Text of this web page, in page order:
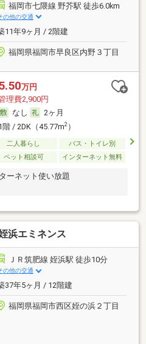
福岡市七隈線 野芥駅 徒歩6.0km
の他の交通
11年9ヶ月 / 2階建
福岡県福岡市早良区内野３丁目
万円
理費2,900円
なし
2ヶ月
階 / 2DK（45.77m2）
二人暮らし
バス・トイレ別
ペット相談可 インターネット無料
ーネット使い放題
浜エミネンス
ＪＲ筑肥線 姪浜駅 徒歩10分
の他の交通
37年5ヶ月 / 12階建
福岡県福岡市西区姪の浜２丁目